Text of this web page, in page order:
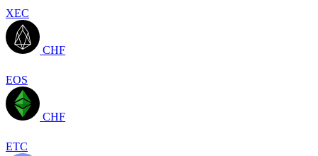
XEC
CHF
EOS
CHF
ETC